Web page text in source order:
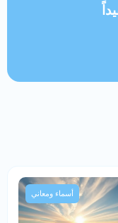
أسماء ومعاني